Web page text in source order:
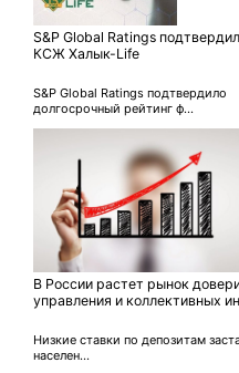
S&P Global Ratings
КСЖ Халык-Life
S&P Global Ratings подтвердило
долгосрочный рейтинг ф...
В России растет рынок
управления и коллективных
Низкие ставки по депозитам
населен...